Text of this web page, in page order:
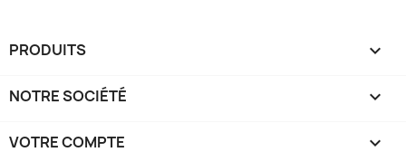
PRODUITS 
NOTRE SOCIÉTÉ 
VOTRE COMPTE 